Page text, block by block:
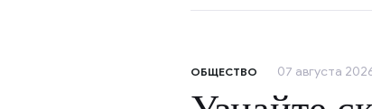
ОБЩЕСТВО 07 августа